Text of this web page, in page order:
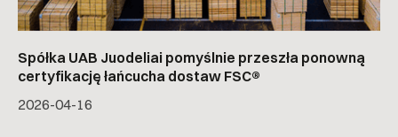
Spółka UAB Juodeliai pomyślnie przeszła ponowną
certyfikację łańcucha dostaw FSC®
2026-04-16